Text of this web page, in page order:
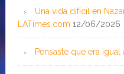
Una vida difícil en
LATimes.com 12/06/2026
Pensaste que era igual